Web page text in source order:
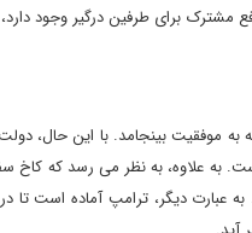
مشترک برای طرفین درگیر وجود دارد،
موفقیت بینجامد. با این حال،
به علاوه، به نظر می رسد که
عبارت دیگر، ترامپ آماده است تا